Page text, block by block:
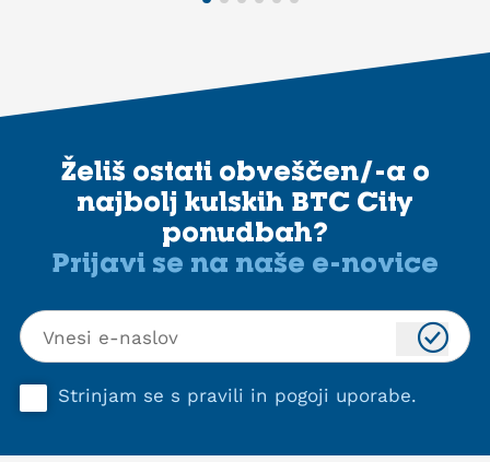
Želiš ostati obveščen/-a o
najbolj kulskih BTC City
ponudbah?
Prijavi se na naše e-novice
Strinjam se s pravili in pogoji uporabe.